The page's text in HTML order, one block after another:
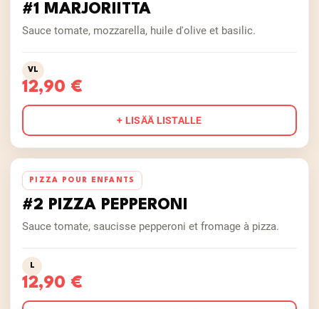
#1 MARJORIITTA
Sauce tomate, mozzarella, huile d'olive et basilic.
VL
12,90 €
+ LISÄÄ LISTALLE
PIZZA POUR ENFANTS
#2 PIZZA PEPPERONI
Sauce tomate, saucisse pepperoni et fromage à pizza.
L
12,90 €